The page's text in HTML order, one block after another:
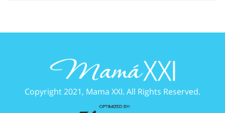
Copyright 2021, Mama XXI. All Rights Reserved.